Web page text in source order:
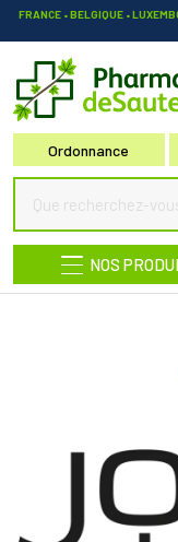
FRANCE • BELGIQUE •
Ordonnance
NOS